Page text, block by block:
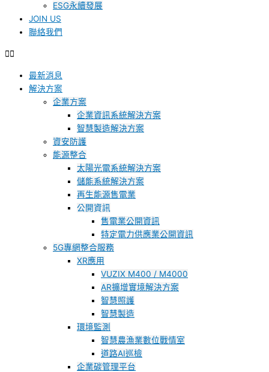
ESG永續發展
JOIN US
聯絡我們
最新消息
解決方案
企業方案
企業資訊系統解決方案
智慧製造解決方案
資安防護
能源整合
太陽光電系統解決方案
儲能系統解決方案
再生能源售電業
公開資訊
售電業公開資訊
特定電力供應業公開資訊
5G專網整合服務
XR應用
VUZIX M400 / M4000
AR擴增實境解決方案
智慧照護
智慧製造
環境監測
智慧農漁業數位戰情室
道路AI巡檢
企業碳管理平台